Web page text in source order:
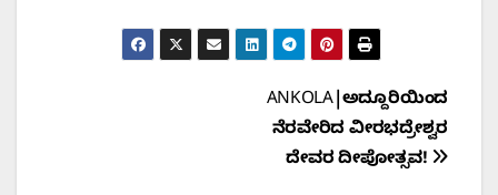
ANKOLA|ಅದ್ದೂರಿಯಿಂದ
ನೆರವೇರಿದ ವೀರಭದ್ರೇಶ್ವರ
ದೇವರ ದೀಪೋತ್ಸವ!